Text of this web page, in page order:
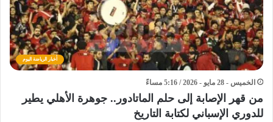
أخبار الرياضة اليوم
الخميس - 28 مايو - 2026 / 5:16 مساءً
من قهر الإصابة إلى حلم الماتادور.. جوهرة الأهلي يطير
للدوري الإسباني لكتابة التاريخ